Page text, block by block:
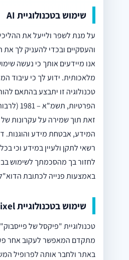
שימוש בטכנולוגיית AI
על מנת לשפר ולייעל את
והעסקיים ובכדי להעניק לך את
אנו מיידעים אותך כי נעשה
מלאכותית. ידוע לך כי עיבוד
טכנולוגיה זו יתבצע בהתאם
זאת תוך שמירה על עקרונות
המידע, אבטחת מידע והוגנות.
רשאי לתקן ולעיין במידע וכי
לחזור בך מהסכמתך לשימוש
באמצעות פנייה לכתובת
שימוש בטכנולוגיית Facebook Pixel
טכנולוגיית "פיקסל של
מתקדם המאפשר לעקוב אחר
באתר ולחבר אותה לפרופיל